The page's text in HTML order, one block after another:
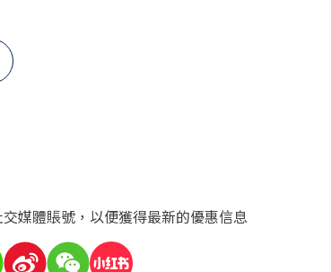
媒體賬號，以便獲得最新的優惠信息